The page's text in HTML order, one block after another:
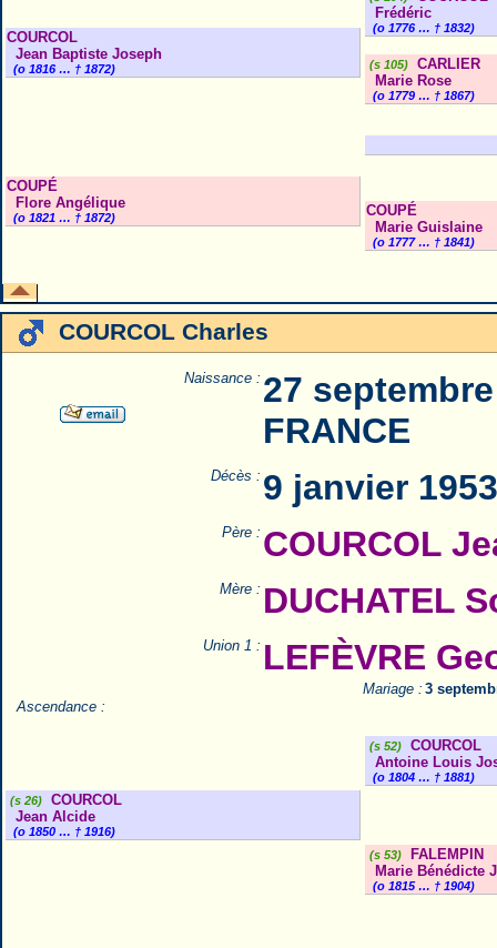
COURCOL
Jean Baptiste Joseph
(o 1816 … † 1872)
Frédéric
(o 1776 … † 1832)
(s 105)
CARLIER
Marie Rose
(o 1779 … † 1867)
COUPÉ
Flore Angélique
(o 1821 … † 1872)
COUPÉ
Marie Guislaine
(o 1777 … † 1841)
COURCOL Charles
Naissance : 27
FRANCE
Décès : 9 janvier
Père : COURCOL
Mère : DUCHATEL
Union 1 : LEFÈVRE
Mariage : 3
(s 26)
COURCOL
Jean Alcide
(o 1850 … † 1916)
(s 52)
COURCOL
Antoine Louis
(o 1804 … † 1881)
(s 53)
FALEMPIN
Marie Bénédicte
(o 1815 … † 1904)
Ascendance :